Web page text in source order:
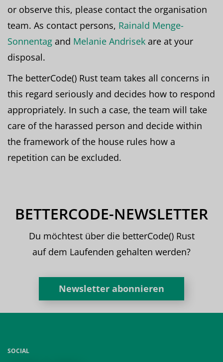
or observe this, please contact the organisation
team. As contact persons, Rainald Menge-
Sonnentag and Melanie Andrisek are at your
disposal.
The betterCode() Rust team takes all concerns in
this regard seriously and decides how to respond
appropriately. In such a case, the team will take
care of the harassed person and decide within
the framework of the house rules how a
repetition can be excluded.
BETTERCODE-NEWSLETTER
Du möchtest über die betterCode() Rust
auf dem Laufenden gehalten werden?
Newsletter abonnieren
SOCIAL